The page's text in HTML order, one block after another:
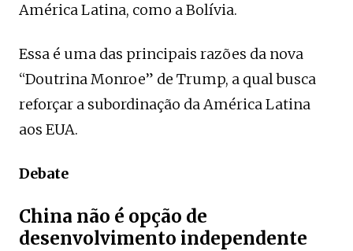
América Latina, como a Bolívia.
Essa é uma das principais razões da nova
“Doutrina Monroe” de Trump, a qual busca
reforçar a subordinação da América Latina
aos EUA.
Debate
China não é opção de
desenvolvimento independente